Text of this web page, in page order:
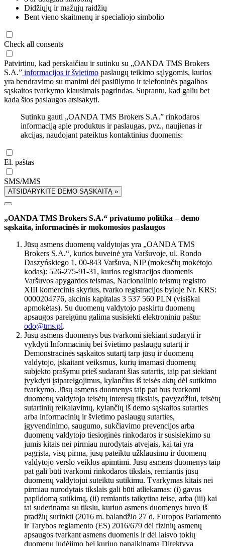
Didžiųjų ir mažųjų raidžių
Bent vieno skaitmenų ir specialiojo simbolio
Check all consents
Patvirtinu, kad perskaičiau ir sutinku su „OANDA TMS Brokers
S.A.” informacijos ir švietimo paslaugų teikimo sąlygomis, kurios
yra bendravimo su manimi dėl pasiūlymo ir telefoninės pagalbos
sąskaitos tvarkymo klausimais pagrindas. Suprantu, kad galiu bet
kada šios paslaugos atsisakyti.
Sutinku gauti „OANDA TMS Brokers S.A.” rinkodaros
informaciją apie produktus ir paslaugas, pvz., naujienas ir
akcijas, naudojant pateiktus kontaktinius duomenis:
El. paštas
SMS/MMS
ATSIDARYKITE DEMO SĄSKAITĄ »
„OANDA TMS Brokers S.A.“ privatumo politika – demo
sąskaita, informacinės ir mokomosios paslaugos
Jūsų asmens duomenų valdytojas yra „OANDA TMS
Brokers S.A.“, kurios buveinė yra Varšuvoje, ul. Rondo
Daszyńskiego 1, 00-843 Varšuva, NIP (mokesčių mokėtojo
kodas): 526-275-91-31, kurios registracijos duomenis
Varšuvos apygardos teismas, Nacionalinio teismų registro
XIII komercinis skyrius, tvarko registracijos byloje Nr. KRS:
0000204776, akcinis kapitalas 3 537 560 PLN (visiškai
apmokėtas). Su duomenų valdytojo paskirtu duomenų
apsaugos pareigūnu galima susisiekti elektroniniu paštu:
odo@tms.pl.
Jūsų asmens duomenys bus tvarkomi siekiant sudaryti ir
vykdyti Informacinių bei švietimo paslaugų sutartį ir
Demonstracinės sąskaitos sutartį tarp jūsų ir duomenų
valdytojo, įskaitant veiksmus, kurių imamasi duomenų
subjekto prašymu prieš sudarant šias sutartis, taip pat siekiant
įvykdyti įsipareigojimus, kylančius iš teisės aktų dėl sutikimo
tvarkymo. Jūsų asmens duomenys taip pat bus tvarkomi
duomenų valdytojo teisėtų interesų tikslais, pavyzdžiui, teisėtų
sutartinių reikalavimų, kylančių iš demo sąskaitos sutarties
arba informacinių ir švietimo paslaugų sutarties,
įgyvendinimo, saugumo, sukčiavimo prevencijos arba
duomenų valdytojo tiesioginės rinkodaros ir susisiekimo su
jumis kitais nei pirmiau nurodytais atvejais, kai tai yra
pagrįsta, visų pirma, jūsų pateiktu užklausimu ir duomenų
valdytojo verslo veiklos apimtimi. Jūsų asmens duomenys taip
pat gali būti tvarkomi rinkodaros tikslais, remiantis jūsų
duomenų valdytojui suteiktu sutikimu. Tvarkymas kitais nei
pirmiau nurodytais tikslais gali būti atliekamas: (i) gavus
papildomą sutikimą, (ii) remiantis taikytina teise, arba (iii) kai
tai suderinama su tikslu, kuriuo asmens duomenys buvo iš
pradžių surinkti (2016 m. balandžio 27 d. Europos Parlamento
ir Tarybos reglamento (ES) 2016/679 dėl fizinių asmenų
apsaugos tvarkant asmens duomenis ir dėl laisvo tokių
duomenų judėjimo bei kuriuo panaikinama Direktyva